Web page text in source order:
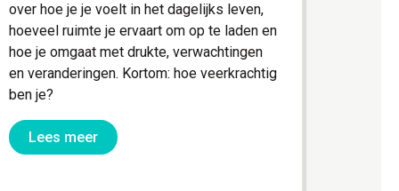
over hoe je je voelt in het dagelijks leven,
hoeveel ruimte je ervaart om op te laden en
hoe je omgaat met drukte, verwachtingen
en veranderingen. Kortom: hoe veerkrachtig
ben je?
Lees meer